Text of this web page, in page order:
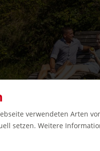
verwendeten Arten
setzen. Weitere